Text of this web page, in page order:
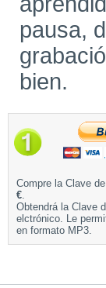
pausa,
bien.
Compre la Clave
€.
Obtendrá la Clave
elctrónico. Le
en formato MP3.